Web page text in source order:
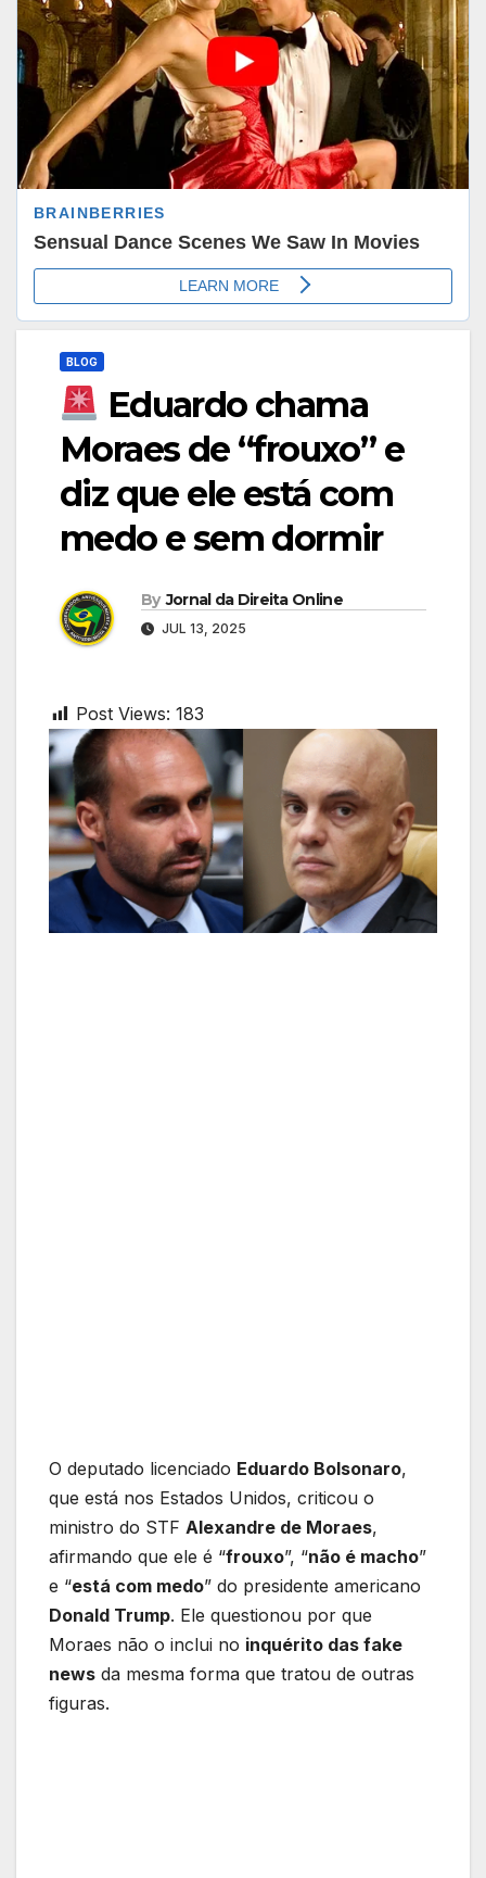
BLOG
Eduardo chama
Moraes de “frouxo” e
diz que ele está com
medo e sem dormir
By Jornal da Direita Online
JUL 13, 2025
Post Views: 183
O deputado licenciado Eduardo Bolsonaro,
que está nos Estados Unidos, criticou o
ministro do STF Alexandre de Moraes,
afirmando que ele é “frouxo”, “não é macho”
e “está com medo” do presidente americano
Donald Trump. Ele questionou por que
Moraes não o inclui no inquérito das fake
news da mesma forma que tratou de outras
figuras.